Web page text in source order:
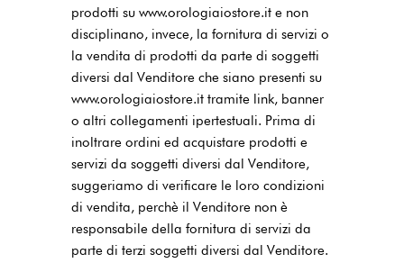
prodotti su www.orologiaiostore.it e non
disciplinano, invece, la fornitura di servizi o
la vendita di prodotti da parte di soggetti
diversi dal Venditore che siano presenti su
www.orologiaiostore.it tramite link, banner
o altri collegamenti ipertestuali. Prima di
inoltrare ordini ed acquistare prodotti e
servizi da soggetti diversi dal Venditore,
suggeriamo di verificare le loro condizioni
di vendita, perchè il Venditore non è
responsabile della fornitura di servizi da
parte di terzi soggetti diversi dal Venditore.